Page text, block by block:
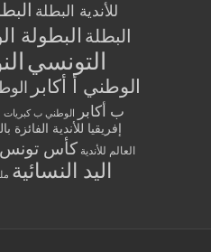
للأندية البطلة
البطلة البطولة
التونسي
الوطني أ أكابر
ب أكابر
الوطني ب كبريات
إفريقيا للأندية الفائزة
العالم للأندية كأس تونس
اليد النسائية